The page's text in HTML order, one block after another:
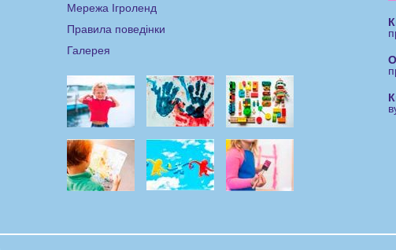
Мережа Ігроленд
Правила поведінки
Галерея